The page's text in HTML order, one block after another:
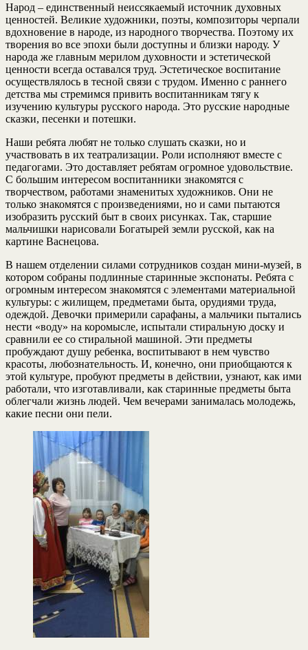
Народ – единственный неиссякаемый источник духовных
ценностей. Великие художники, поэты, композиторы черпали
вдохновение в народе, из народного творчества. Поэтому их
творения во все эпохи были доступны и близки народу. У
народа же главным мерилом духовности и эстетической
ценности всегда оставался труд. Эстетическое воспитание
осуществлялось в тесной связи с трудом. Именно с раннего
детства мы стремимся привить воспитанникам тягу к
изучению культуры русского народа. Это русские народные
сказки, песенки и потешки.
Наши ребята любят не только слушать сказки, но и
участвовать в их театрализации. Роли исполняют вместе с
педагогами. Это доставляет ребятам огромное удовольствие.
С большим интересом воспитанники знакомятся с
творчеством, работами знаменитых художников. Они не
только знакомятся с произведениями, но и сами пытаются
изобразить русский быт в своих рисунках. Так, старшие
мальчишки нарисовали Богатырей земли русской, как на
картине Васнецова.
В нашем отделении силами сотрудников создан мини-музей, в
котором собраны подлинные старинные экспонаты. Ребята с
огромным интересом знакомятся с элементами материальной
культуры: с жилищем, предметами быта, орудиями труда,
одеждой. Девочки примерили сарафаны, а мальчики пытались
нести «воду» на коромысле, испытали стиральную доску и
сравнили ее со стиральной машиной. Эти предметы
пробуждают душу ребенка, воспитывают в нем чувство
красоты, любознательность. И, конечно, они приобщаются к
этой культуре, пробуют предметы в действии, узнают, как ими
работали, что изготавливали, как старинные предметы быта
облегчали жизнь людей. Чем вечерами занималась молодежь,
какие песни они пели.